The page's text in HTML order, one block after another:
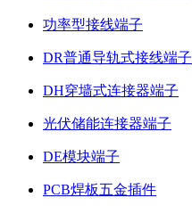
功率型接线端子
DR普通导轨式接线端子
DH穿墙式连接器端子
光伏储能连接器端子
DE模块端子
PCB焊板五金插件